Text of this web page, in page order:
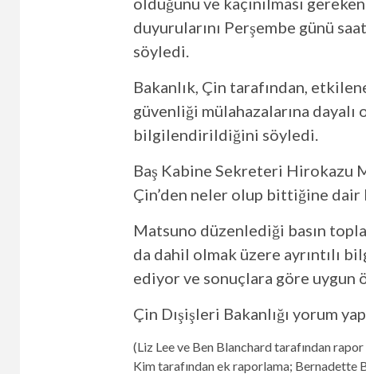
duyurularını Perşembe günü
söyledi.
Bakanlık, Çin tarafından,
güvenliği mülahazalarına dayalı
bilgilendirildiğini söyledi.
Baş Kabine Sekreteri Hirokazu
Çin’den neler olup bittiğine
Matsuno düzenlediği basın
da dahil olmak üzere ayrıntılı
ediyor ve sonuçlara göre uygun
Çin Dışişleri Bakanlığı yorum
(Liz Lee ve Ben Blanchard tarafından
Kim tarafından ek raporlama; Bernadette